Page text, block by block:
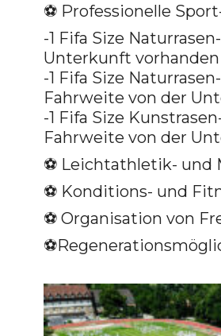
⚽️ Professionelle
-1 Fifa Size
Unterkunft vorhanden
-1 Fifa Size
Fahrweite von der
-1 Fifa Size
Fahrweite von der
⚽️ Leichtathletik- und
⚽️ Konditions- und
⚽️ Organisation von